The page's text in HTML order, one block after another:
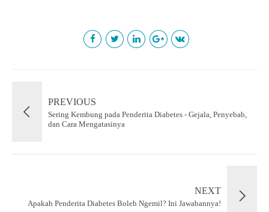
PREVIOUS
Sering Kembung pada Penderita Diabetes - Gejala, Penyebab,
dan Cara Mengatasinya
NEXT
Apakah Penderita Diabetes Boleh Ngemil? Ini Jawabannya!